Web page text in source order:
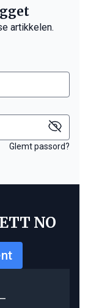
artikkelen.
Glemt passord?
NO